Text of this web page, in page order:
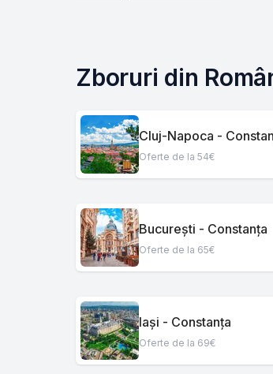
Zboruri din
Cluj-Napoca -
Oferte de la 54€
București - Constanța
Oferte de la 65€
Iași - Constanța
Oferte de la 69€